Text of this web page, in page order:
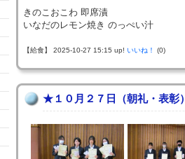
きのこおこわ 即席漬
いなだのレモン焼き のっぺい汁
【給食】 2025-10-27 15:15 up! いいね！ (0)
★１０月２７日（朝礼・表彰）